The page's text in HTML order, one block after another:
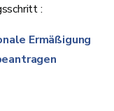
:
Ermäßigung